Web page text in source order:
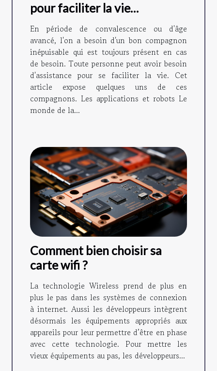
pour faciliter la vie
quotidienne ?
En période de convalescence ou d'âge
avancé, l'on a besoin d'un bon compagnon
inépuisable qui est toujours présent en cas
de besoin. Toute personne peut avoir besoin
d'assistance pour se faciliter la vie. Cet
article expose quelques uns de ces
compagnons. Les applications et robots Le
monde de la...
Comment bien choisir sa
carte wifi ?
La technologie Wireless prend de plus en
plus le pas dans les systèmes de connexion
à internet. Aussi les développeurs intègrent
désormais les équipements appropriés aux
appareils pour leur permettre d’être en phase
avec cette technologie. Pour mettre les
vieux équipements au pas, les développeurs...